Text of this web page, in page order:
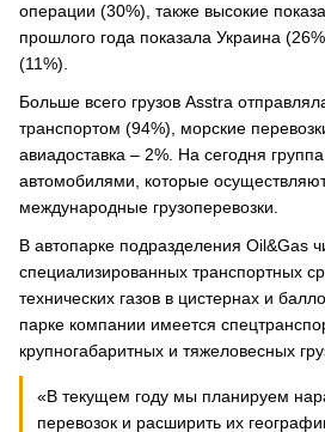
операции (30%), также высокие
прошлого года показала Украина
(11%).
Больше всего грузов Asstra
транспортом (94%), морские
авиадоставка – 2%. На сегодня
автомобилями, которые
международные грузоперевозки.
В автопарке подразделения Oil&Gas
специализированных транспортных
технических газов в цистернах и
парке компании имеется
крупногабаритных и тяжеловесных
«В текущем году мы планируем
перевозок и расширить их